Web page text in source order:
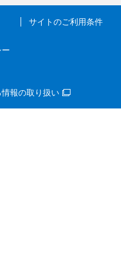
サイトのご利用条件
報の取り扱い